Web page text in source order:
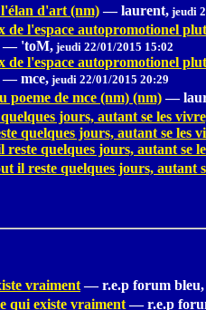
d'art (nm) — laurent, jeudi
de l'espace autopromotionel
— 'toM, jeudi 22/01/2015 15:02
de l'espace autopromotionel
— mce, jeudi 22/01/2015 20:29
poeme de mce (nm) (nm) —
jours, autant se les
quelques jours, autant se les
reste quelques jours, autant se
il reste quelques jours, autant
vraiment — r.e.p forum bleu,
qui existe vraiment — r.e.p